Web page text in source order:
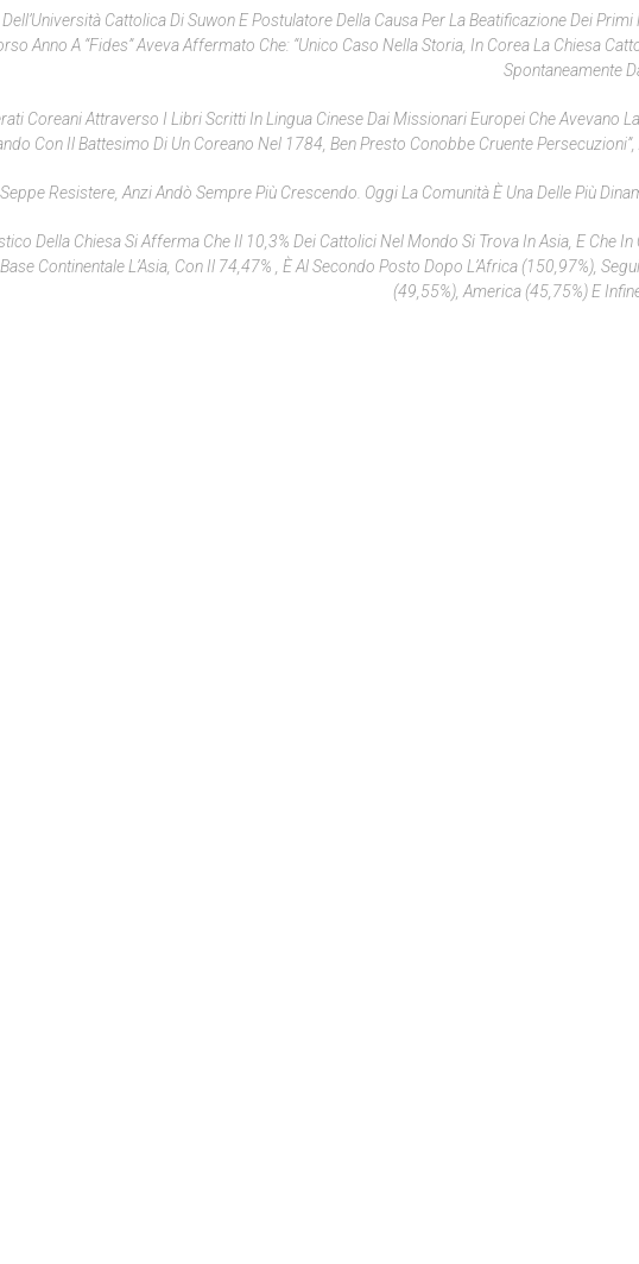
Cattolica Di Suwon E Postulatore Della Causa Per La Beatificazione Dei
Anno A “Fides” Aveva Affermato Che: “Unico Caso Nella Storia, In Corea La Chiesa
Spontaneamente
Coreani Attraverso I Libri Scritti In Lingua Cinese Dai Missionari Europei Che Avevano
Con Il Battesimo Di Un Coreano Nel 1784, Ben Presto Conobbe Cruente
Resistere, Anzi Andò Sempre Più Crescendo. Oggi La Comunità È Una Delle Più
Della Chiesa Si Afferma Che Il 10,3% Dei Cattolici Nel Mondo Si Trova In Asia, E Che In
Continentale L’Asia, Con Il 74,47% , È Al Secondo Posto Dopo L’Africa (150,97%),
(49,55%), America (45,75%) E